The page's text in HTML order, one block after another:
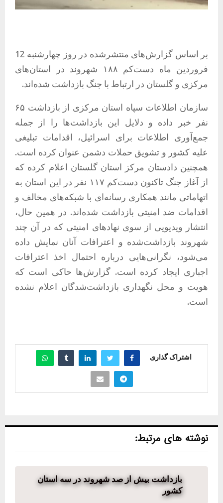
بر اساس گزارش‌های منتشرشده در روز چهارشنبه 12
فروردین ماه دست‌کم ۱۸۸ شهروند در استان‌های
مرکزی و گلستان در ارتباط با جنگ بازداشت شده‌اند.
سازمان اطلاعات سپاه استان مرکزی از بازداشت ۶۵
نفر خبر داده و دلایل این بازداشت‌ها را از جمله
جمع‌آوری اطلاعات برای اسرائیل، اقدامات تبلیغی
علیه کشور و تشویق حملات دشمن عنوان کرده است.
همچنین دادستان مرکز استان گلستان اعلام کرده که
از آغاز جنگ تاکنون دست‌کم ۱۱۷ نفر در این استان به
اتهاماتی مانند همکاری رسانه‌ای با شبکه‌های مخالف و
اقدامات ضد امنیتی بازداشت شده‌اند. در همین حال،
انتشار ویدیویی از سوی نهادهای امنیتی که در آن چند
شهروند بازداشت‌شده و اعترافات آنان نمایش داده
می‌شود، نگرانی‌هایی درباره احتمال اخذ اعترافات
اجباری ایجاد کرده است. گزارش‌ها حاکی است که
هویت و محل نگهداری بازداشت‌شدگان اعلام نشده
است.
اشتراک گذاری
نوشته های مرتبط:
بازداشت بیش از صد شهروند در سه استان
کشور